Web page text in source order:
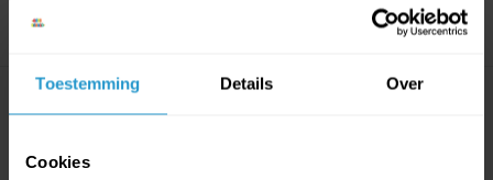
Toestemming Details Over
Cookies